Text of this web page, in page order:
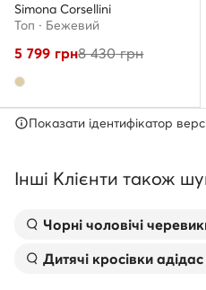
Simona Corsellini
Топ · Бежевий
5 799 грн8 430грн
Показати ідентифікатор
Інші Клієнти також
Чорні чоловічі
Дитячі кросівки адідас